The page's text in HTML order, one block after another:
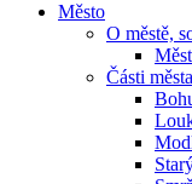
Město
O městě,
Části